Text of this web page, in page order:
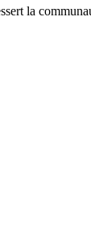
la